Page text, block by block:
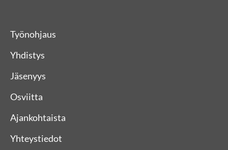
Työnohjaus
Yhdistys
Jäsenyys
Osviitta
Ajankohtaista
Yhteystiedot